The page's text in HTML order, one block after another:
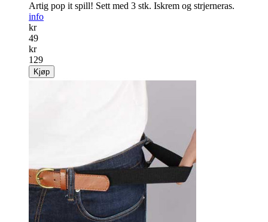
Artig pop it spill! Sett med 3 stk. Iskrem og strjerneras.
info
kr
49
kr
129
Kjøp